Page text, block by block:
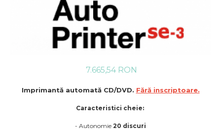
7.665,54 RON
Imprimantă automată CD/DVD. Fără inscriptoare.
Caracteristici cheie:
- Autonomie 20 discuri